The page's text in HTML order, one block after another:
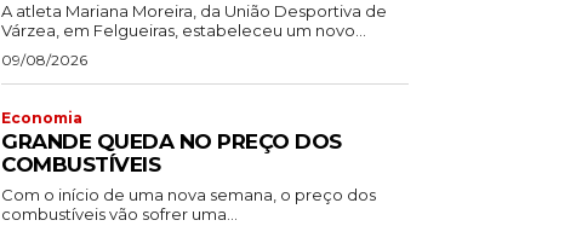
A atleta Mariana Moreira, da União Desportiva de
Várzea, em Felgueiras, estabeleceu um novo...
09/08/2026
Economia
GRANDE QUEDA NO PREÇO DOS
COMBUSTÍVEIS
Com o início de uma nova semana, o preço dos
combustíveis vão sofrer uma...